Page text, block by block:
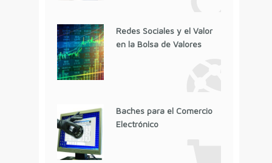
Redes Sociales y el Valor
en la Bolsa de Valores
Baches para el Comercio
Electrónico